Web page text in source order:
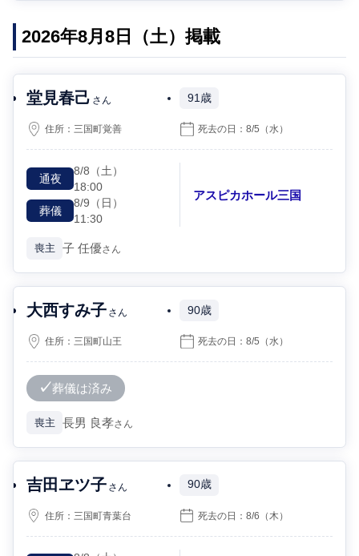
2026年8月8日（土）掲載
堂見春己 さん 91歳
住所：三国町覚善 死去の日：8/5 （水）
通夜
8/8 （土）
18:00
葬儀
8/9 （日）
11:30
アスピカホール三国
喪主 子 任優さん
大西すみ子 さん 90歳
住所：三国町山王 死去の日：8/5 （水）
葬儀は済み
喪主 長男 良孝さん
吉田ヱツ子 さん 90歳
住所： 三国町青葉台 死去の日：8/6 （木）